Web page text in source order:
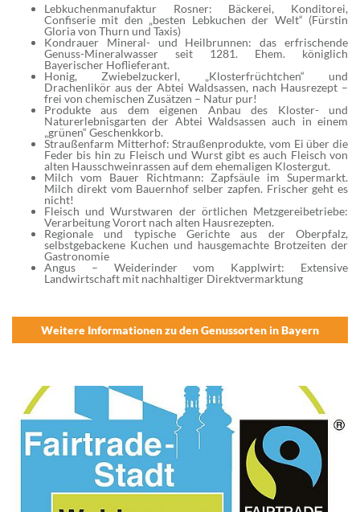
Lebkuchenmanufaktur Rosner: Bäckerei, Konditorei,
Confiserie mit den „besten Lebkuchen der Welt“ (Fürstin
Gloria von Thurn und Taxis)
Kondrauer Mineral- und Heilbrunnen: das erfrischende
Genuss-Mineralwasser seit 1281. Ehem. königlich
Bayerischer Hoflieferant.
Honig, Zwiebelzuckerl, „Klosterfrüchtchen“ und
Drachenlikör aus der Abtei Waldsassen, nach Hausrezept –
frei von chemischen Zusätzen – Natur pur!
Produkte aus dem eigenen Anbau des Kloster- und
Naturerlebnisgarten der Abtei Waldsassen auch in einem
„grünen“ Geschenkkorb.
Straußenfarm Mitterhof: Straußenprodukte, vom Ei über die
Feder bis hin zu Fleisch und Wurst gibt es auch Fleisch von
alten Hausschweinrassen auf dem ehemaligen Klostergut.
Milch vom Bauer Richtmann: Zapfsäule im Supermarkt.
Milch direkt vom Bauernhof selber zapfen. Frischer geht es
nicht!
Fleisch und Wurstwaren der örtlichen Metzgereibetriebe:
Verarbeitung Vorort nach alten Hausrezepten.
Regionale und typische Gerichte aus der Oberpfalz,
selbstgebackene Kuchen und hausgemachte Brotzeiten der
Gastronomie
Angus – Weiderinder vom Kapplwirt: Extensive
Landwirtschaft mit nachhaltiger Direktvermarktung
Weitere Informationen zu den Genussorten in Bayern